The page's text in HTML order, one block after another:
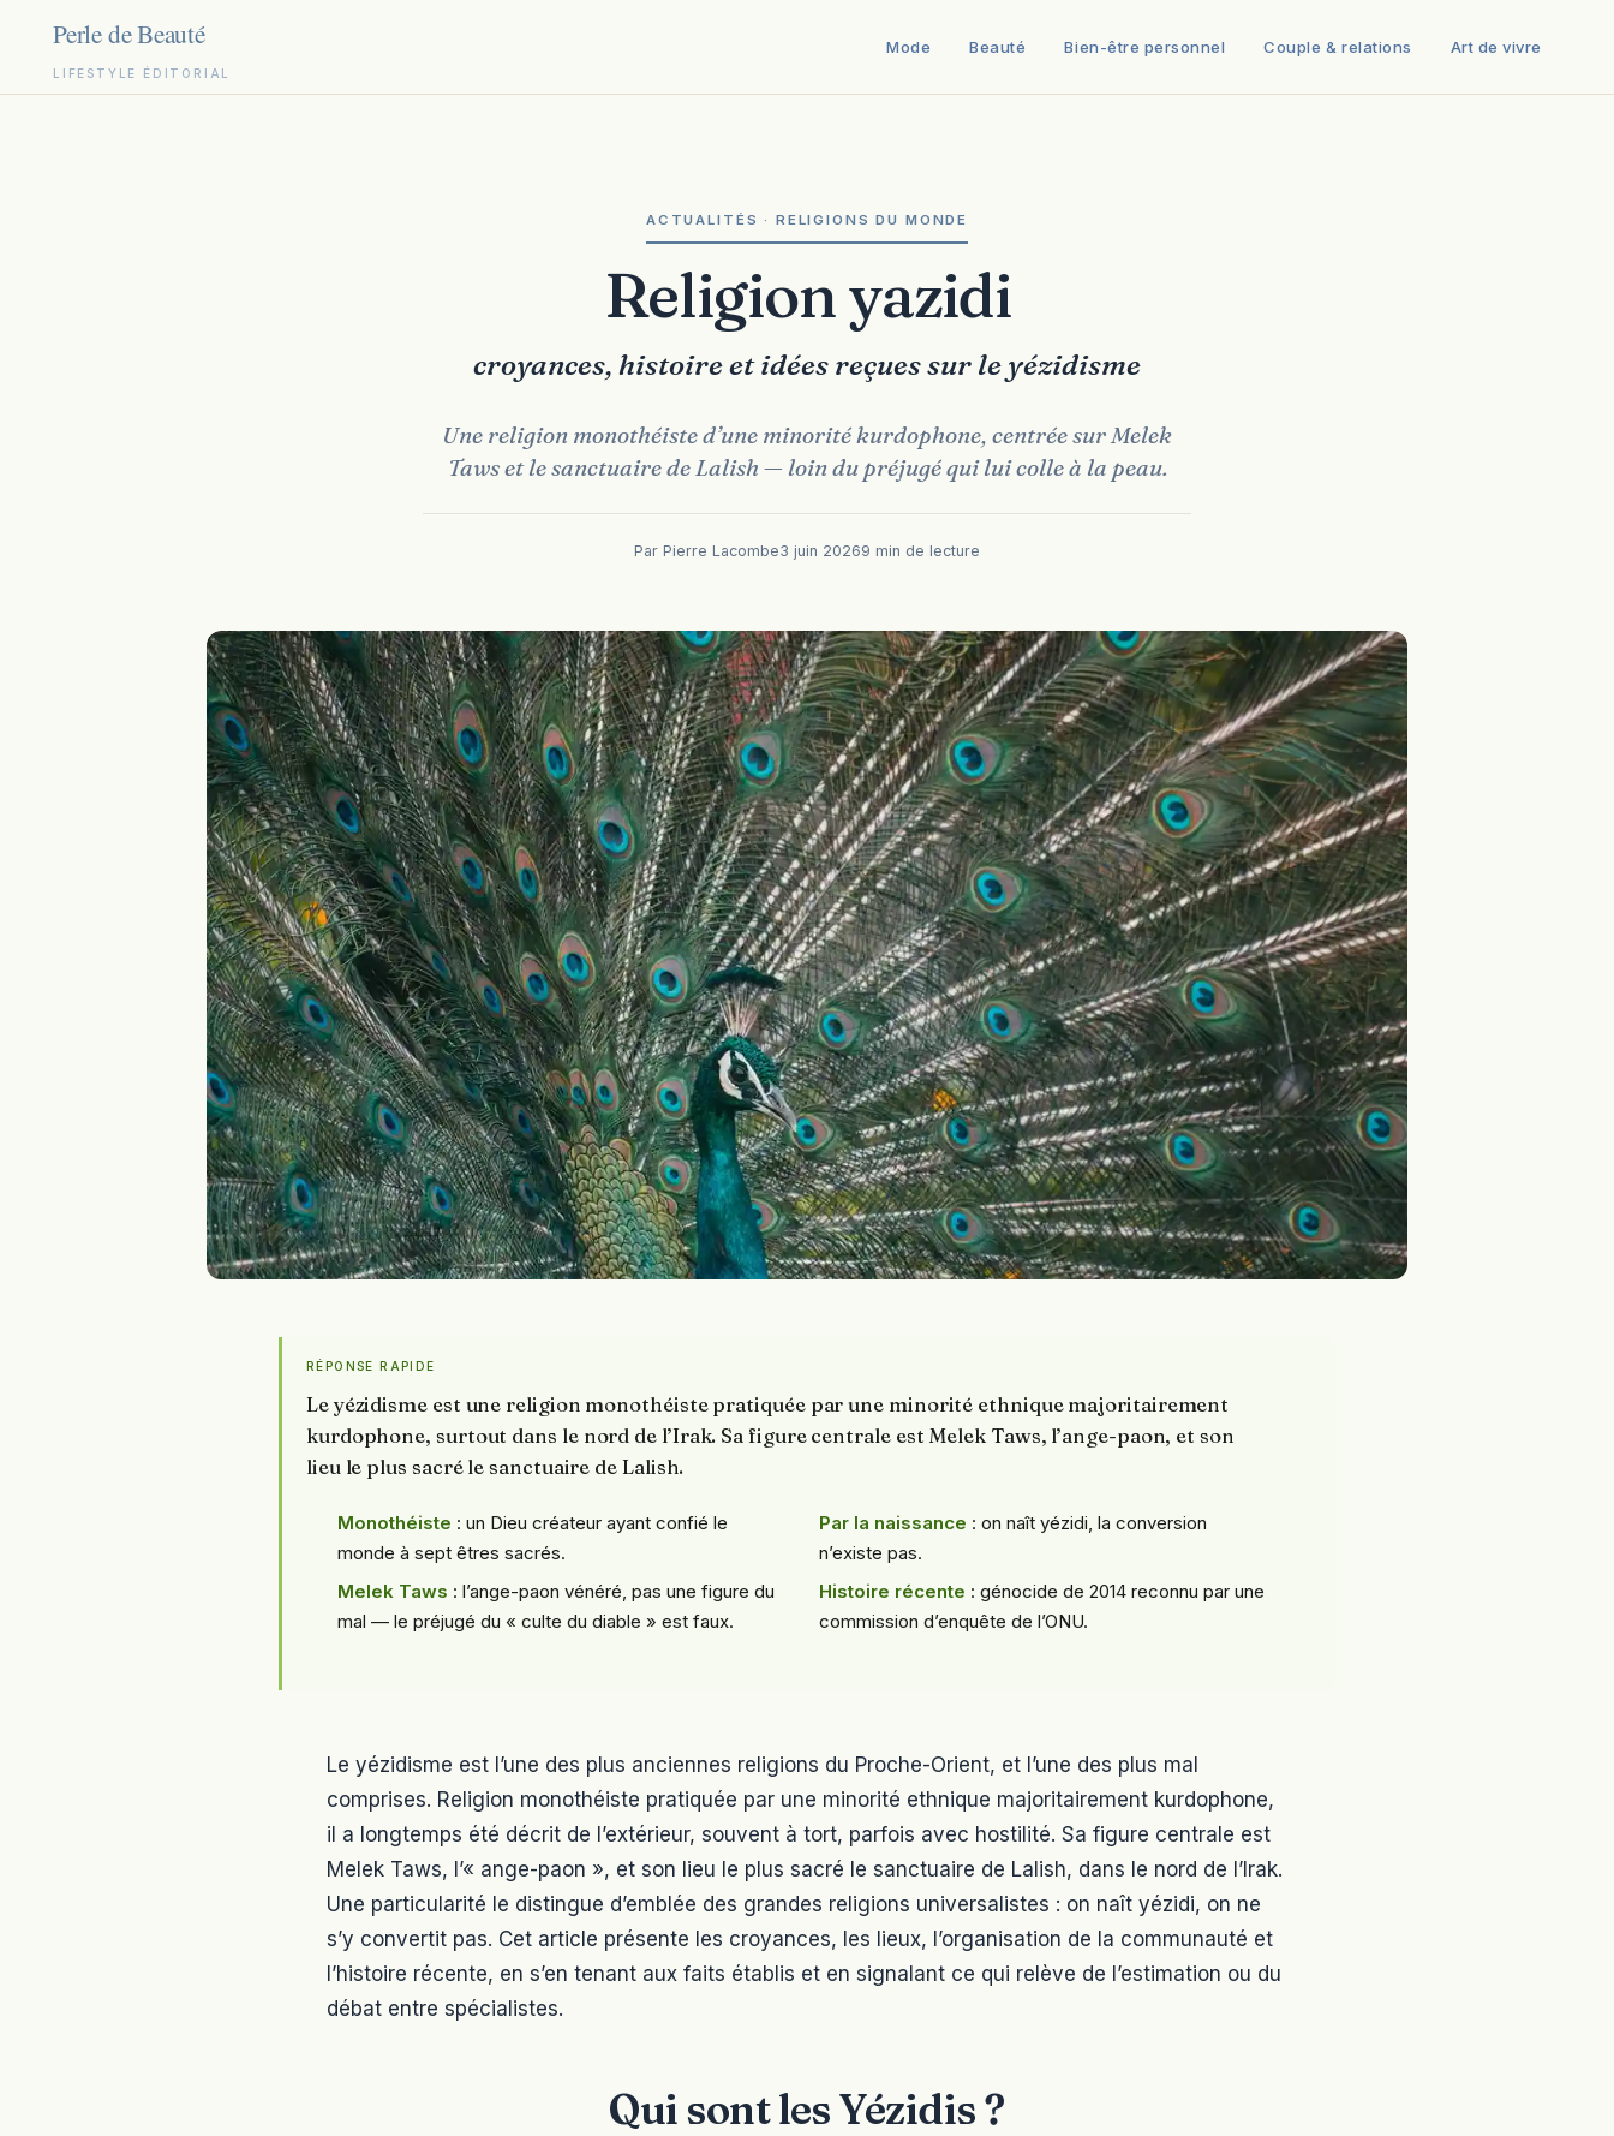
LIFESTYLE ÉDITORIAL
Mode Beauté Bien-être personnel Couple & relations Art de vivre
ACTUALITÉS · RELIGIONS DU MONDE
Religion yazidi
croyances, histoire et idées reçues sur le yézidisme
Une religion monothéiste d’une minorité kurdophone, centrée sur Melek
Taws et le sanctuaire de Lalish — loin du préjugé qui lui colle à la peau.
Par Pierre Lacombe3 juin 20269 min de lecture
RÉPONSE RAPIDE
Le yézidisme est une religion monothéiste pratiquée par une minorité ethnique majoritairement
kurdophone, surtout dans le nord de l’Irak. Sa figure centrale est Melek Taws, l’ange-paon, et son
lieu le plus sacré le sanctuaire de Lalish.
Monothéiste : un Dieu créateur ayant confié le
monde à sept êtres sacrés.
Melek Taws : l’ange-paon vénéré, pas une figure du
mal — le préjugé du « culte du diable » est faux.
Par la naissance : on naît yézidi, la conversion
n’existe pas.
Histoire récente : génocide de 2014 reconnu par une
commission d’enquête de l’ONU.
Le yézidisme est l’une des plus anciennes religions du Proche-Orient, et l’une des plus mal
comprises. Religion monothéiste pratiquée par une minorité ethnique majoritairement kurdophone,
il a longtemps été décrit de l’extérieur, souvent à tort, parfois avec hostilité. Sa figure centrale est
Melek Taws, l’« ange-paon », et son lieu le plus sacré le sanctuaire de Lalish, dans le nord de l’Irak.
Une particularité le distingue d’emblée des grandes religions universalistes : on naît yézidi, on ne
s’y convertit pas. Cet article présente les croyances, les lieux, l’organisation de la communauté et
l’histoire récente, en s’en tenant aux faits établis et en signalant ce qui relève de l’estimation ou du
débat entre spécialistes.
Qui sont les Yézidis ?